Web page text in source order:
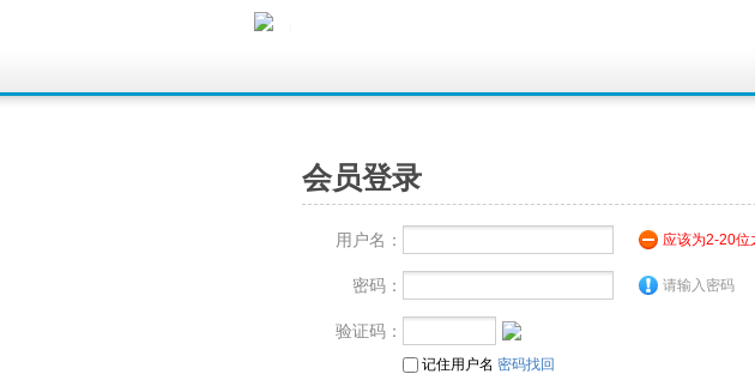
会员登录
用户名： 应该为2-20位
密码： 请输入密码
验证码：
记住用户名 密码找回